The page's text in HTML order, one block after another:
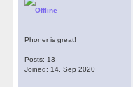
Offline
Phoner is great!
Posts: 13
Joined: 14. Sep 2020